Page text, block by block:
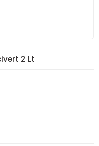
2 Lt